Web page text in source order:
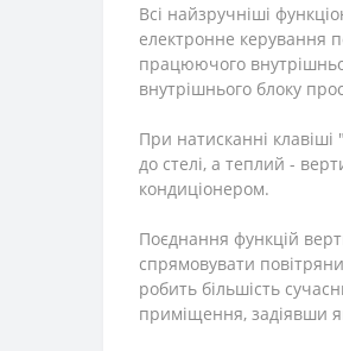
Всі найзручніші
електронне керування
працюючого
внутрішнього блоку
При натисканні
до стелі, а теплий -
кондиціонером.
Поєднання функцій
спрямовувати
робить більшість
приміщення, задіявши